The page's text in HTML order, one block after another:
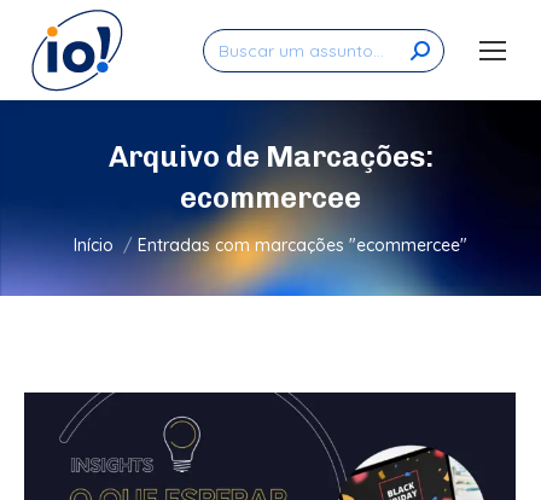
Search:
Arquivo de Marcações:
ecommercee
Você está aqui:
Início Entradas com marcações "ecommercee"